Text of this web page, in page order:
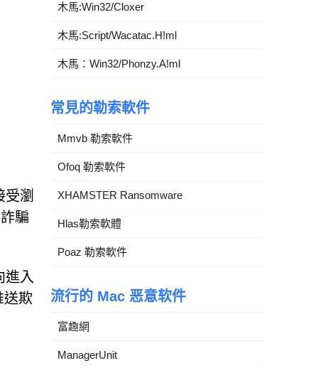
瀏
騙
進入
送欺
木馬:Win32/Cloxer
木馬:Script/Wacatac.H!ml
木馬：Win32/Phonzy.A!ml
常見的勒索軟件
Mmvb 勒索軟件
Ofoq 勒索軟件
XHAMSTER Ransomware
Hlas勒索軟體
Poaz 勒索軟件
流行的 Mac 恶意软件
富趣網
ManagerUnit